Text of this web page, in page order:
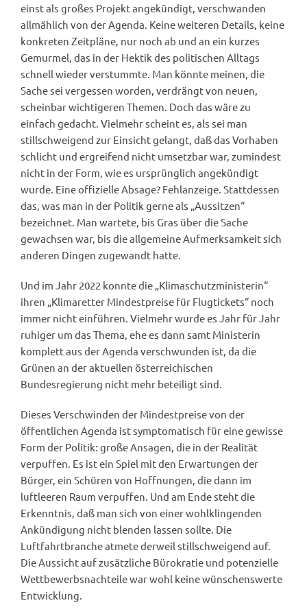
einst als großes Projekt angekündigt, verschwanden
allmählich von der Agenda. Keine weiteren Details, keine
konkreten Zeitpläne, nur noch ab und an ein kurzes
Gemurmel, das in der Hektik des politischen Alltags
schnell wieder verstummte. Man könnte meinen, die
Sache sei vergessen worden, verdrängt von neuen,
scheinbar wichtigeren Themen. Doch das wäre zu
einfach gedacht. Vielmehr scheint es, als sei man
stillschweigend zur Einsicht gelangt, daß das Vorhaben
schlicht und ergreifend nicht umsetzbar war, zumindest
nicht in der Form, wie es ursprünglich angekündigt
wurde. Eine offizielle Absage? Fehlanzeige. Stattdessen
das, was man in der Politik gerne als „Aussitzen“
bezeichnet. Man wartete, bis Gras über die Sache
gewachsen war, bis die allgemeine Aufmerksamkeit sich
anderen Dingen zugewandt hatte.
Und im Jahr 2022 konnte die „Klimaschutzministerin“
ihren „Klimaretter Mindestpreise für Flugtickets“ noch
immer nicht einführen. Vielmehr wurde es Jahr für Jahr
ruhiger um das Thema, ehe es dann samt Ministerin
komplett aus der Agenda verschwunden ist, da die
Grünen an der aktuellen österreichischen
Bundesregierung nicht mehr beteiligt sind.
Dieses Verschwinden der Mindestpreise von der
öffentlichen Agenda ist symptomatisch für eine gewisse
Form der Politik: große Ansagen, die in der Realität
verpuffen. Es ist ein Spiel mit den Erwartungen der
Bürger, ein Schüren von Hoffnungen, die dann im
luftleeren Raum verpuffen. Und am Ende steht die
Erkenntnis, daß man sich von einer wohlklingenden
Ankündigung nicht blenden lassen sollte. Die
Luftfahrtbranche atmete derweil stillschweigend auf.
Die Aussicht auf zusätzliche Bürokratie und potenzielle
Wettbewerbsnachteile war wohl keine wünschenswerte
Entwicklung.